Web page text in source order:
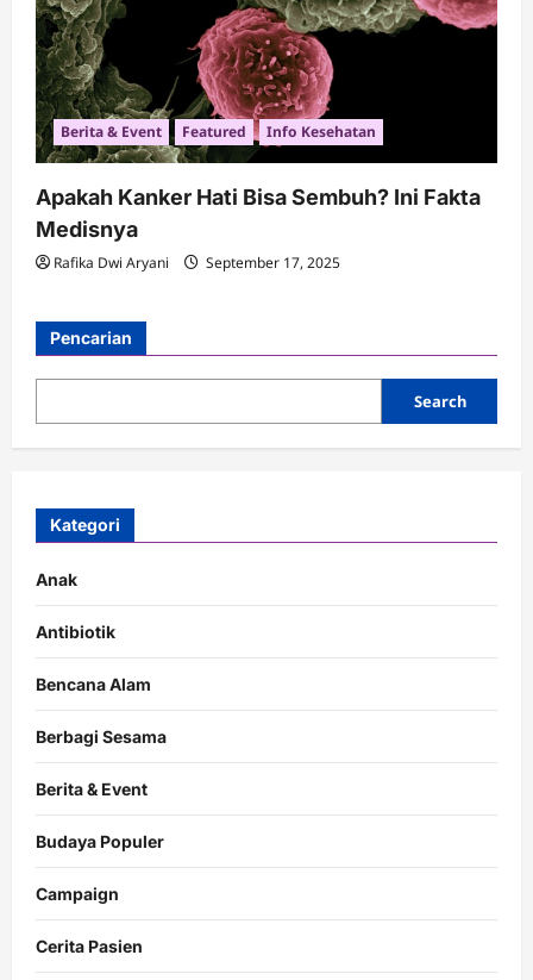
Berita & Event Featured Info Kesehatan
Apakah Kanker Hati Bisa Sembuh? Ini Fakta
Medisnya
Rafika Dwi Aryani September 17, 2025
Pencarian
Search
Kategori
Anak
Antibiotik
Bencana Alam
Berbagi Sesama
Berita & Event
Budaya Populer
Campaign
Cerita Pasien